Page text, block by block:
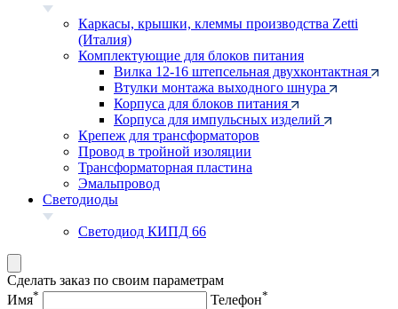
Каркасы, крышки, клеммы производства Zetti
(Италия)
Комплектующие для блоков питания
Вилка 12-16 штепсельная двухконтактная
Втулки монтажа выходного шнура
Корпуса для блоков питания
Корпуса для импульсных изделий
Крепеж для трансформаторов
Провод в тройной изоляции
Трансформаторная пластина
Эмальпровод
Светодиоды
Светодиод КИПД 66
Сделать заказ по своим параметрам
Имя* Телефон*